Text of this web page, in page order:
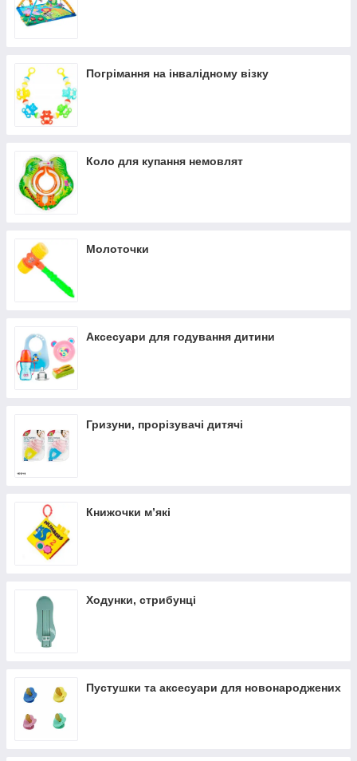
Погрімання на інвалідному візку
Коло для купання немовлят
Молоточки
Аксесуари для годування дитини
Гризуни, прорізувачі дитячі
Книжочки м’які
Ходунки, стрибунці
Пустушки та аксесуари для новонароджених